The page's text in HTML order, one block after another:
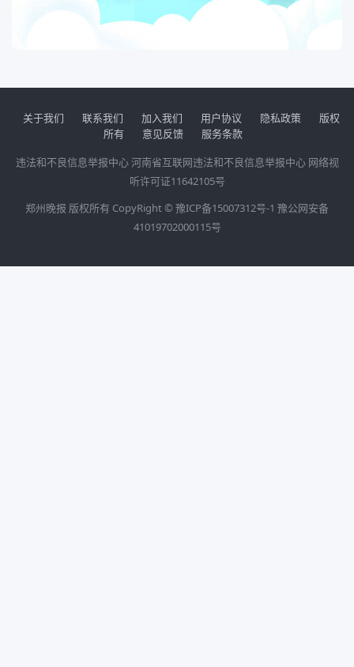
关于我们 联系我们 加入我们 用户协议 隐私政策
版权
所有
意见反馈
服务条款
违法和不良信息举报中心河南省互联网违法和不良信息举报中心 网络视
听许可证11642105号
郑州晚报 版权所有 CopyRight © 豫ICP备15007312号-1 豫公网安备
41019702000115号